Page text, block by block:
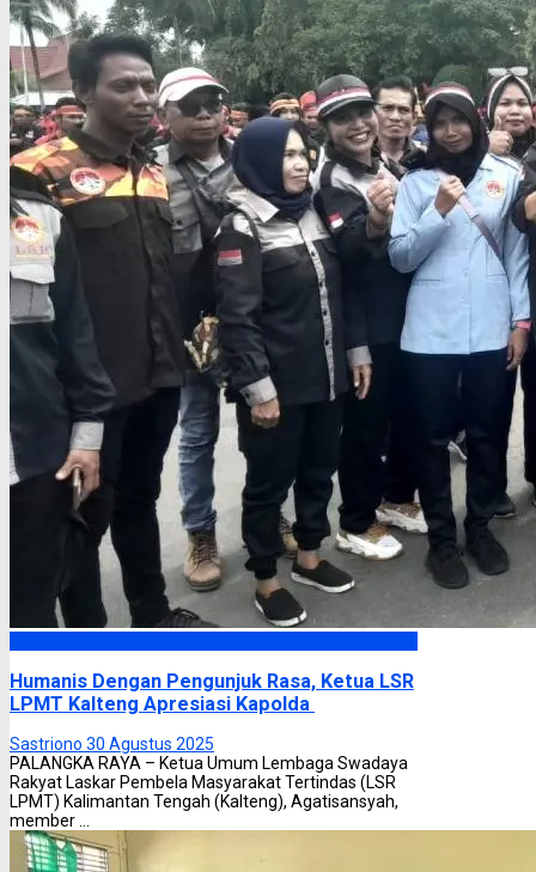
Humanis Dengan Pengunjuk Rasa, Ketua LSR
LPMT Kalteng Apresiasi Kapolda
Sastriono 30 Agustus 2025
PALANGKA RAYA – Ketua Umum Lembaga Swadaya
Rakyat Laskar Pembela Masyarakat Tertindas (LSR
LPMT) Kalimantan Tengah (Kalteng), Agatisansyah,
member ...